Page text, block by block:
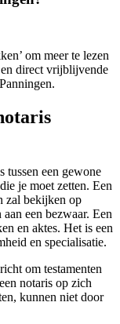
om meer te lezen
direct vrijblijvende
tussen een gewone
je moet zetten. Een
zal bekijken op
een bezwaar. Een
en aktes. Het is een
en specialisatie.
om testamenten
notaris op zich
kunnen niet door